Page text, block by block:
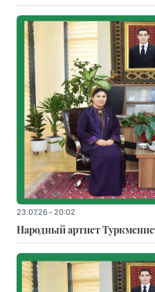
23.07.26 - 20:02
Народный артист